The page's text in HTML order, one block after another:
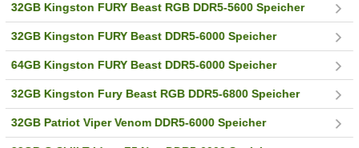
32GB Kingston FURY Beast RGB DDR5-5600 Speicher
32GB Kingston FURY Beast DDR5-6000 Speicher
64GB Kingston FURY Beast DDR5-6000 Speicher
32GB Kingston Fury Beast RGB DDR5-6800 Speicher
32GB Patriot Viper Venom DDR5-6000 Speicher